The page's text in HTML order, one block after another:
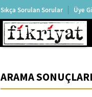
Sıkça Sorulan Sorular Üye
ARAMA SONUÇLARI